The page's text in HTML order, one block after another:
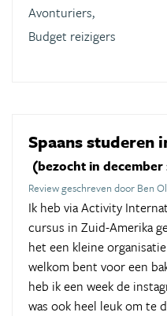
Avonturiers,
Budget reizigers
Spaans studeren
(bezocht in december
Review geschreven door Ben
Ik heb via Activity
cursus in Zuid-Amerika
het een kleine
welkom bent voor een
heb ik een week de
was ook heel leuk om te